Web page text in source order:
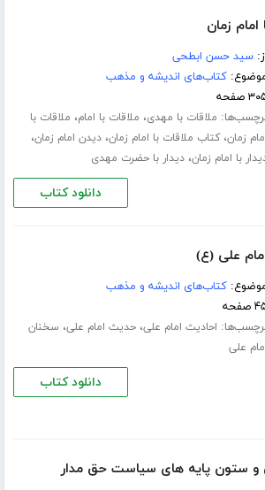
امام زمان
سید حسن ابطحی
کتاب‌های اندیشه و مذهب
صفحه
ملاقات با مهدی، ملاقات با امام، ملاقات با
زمان،کتاب ملاقات با امام زمان،دیدن امام زمان،
با امام زمان،دیدار با حضرت مهدی
دانلود کتاب
علی (ع)
کتاب‌های اندیشه و مذهب
صفحه
احادیث امام علی،حدیث امام علی، سخنان
علی
دانلود کتاب
و ستون پایه های سیاست حق مدار